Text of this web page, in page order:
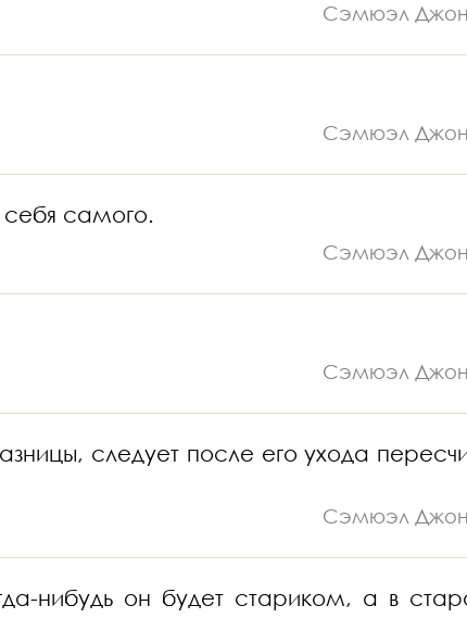
Сэмюэл
Сэмюэл
себя самого.
Сэмюэл
Сэмюэл
следует после его ухода
Сэмюэл
нибудь он будет стариком, а в